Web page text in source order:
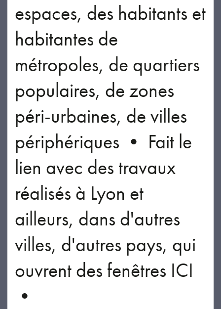
espaces, des habitants et
habitantes de
métropoles, de quartiers
populaires, de zones
péri-urbaines, de villes
périphériques • Fait le
lien avec des travaux
réalisés à Lyon et
ailleurs, dans d'autres
villes, d'autres pays, qui
ouvrent des fenêtres ICI
•